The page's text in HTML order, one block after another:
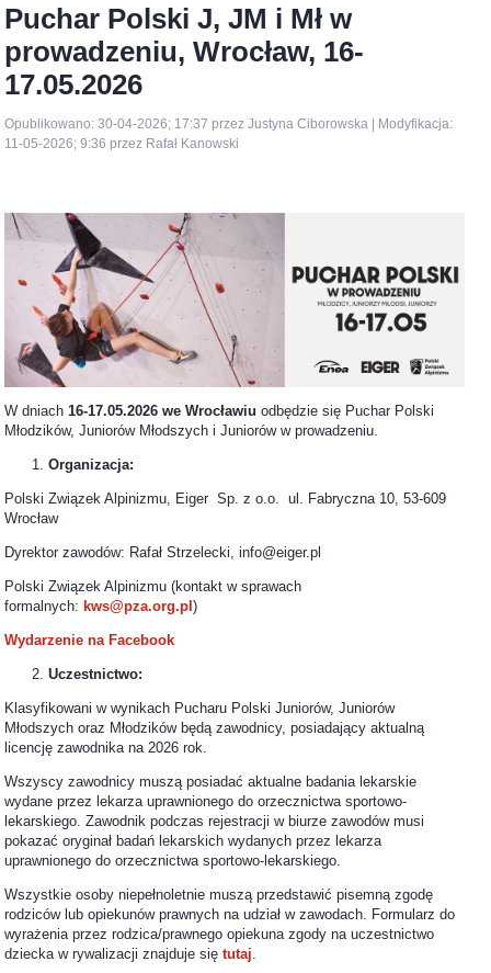
Puchar Polski J, JM i Mł w
prowadzeniu, Wrocław, 16-
17.05.2026
Opublikowano: 30-04-2026; 17:37 przez Justyna Ciborowska | Modyfikacja:
11-05-2026; 9:36 przez Rafał Kanowski
W dniach16-17.05.2026 we Wrocławiu odbędzie się Puchar Polski
Młodzików, Juniorów Młodszych i Juniorów w prowadzeniu.
Organizacja:
Polski Związek Alpinizmu, Eiger Sp. z o.o. ul. Fabryczna 10, 53-609
Wrocław
Dyrektor zawodów: Rafał Strzelecki, info@eiger.pl
Polski Związek Alpinizmu (kontakt w sprawach
formalnych: kws@pza.org.pl)
Wydarzenie na Facebook
Uczestnictwo:
Klasyfikowani w wynikach Pucharu Polski Juniorów, Juniorów
Młodszych oraz Młodzików będą zawodnicy, posiadający aktualną
licencję zawodnika na 2026 rok.
Wszyscy zawodnicy muszą posiadać aktualne badania lekarskie
wydane przez lekarza uprawnionego do orzecznictwa sportowo-
lekarskiego. Zawodnik podczas rejestracji w biurze zawodów musi
pokazać oryginał badań lekarskich wydanych przez lekarza
uprawnionego do orzecznictwa sportowo-lekarskiego.
Wszystkie osoby niepełnoletnie muszą przedstawić pisemną zgodę
rodziców lub opiekunów prawnych na udział w zawodach. Formularz do
wyrażenia przez rodzica/prawnego opiekuna zgody na uczestnictwo
dziecka w rywalizacji znajduje siętutaj.